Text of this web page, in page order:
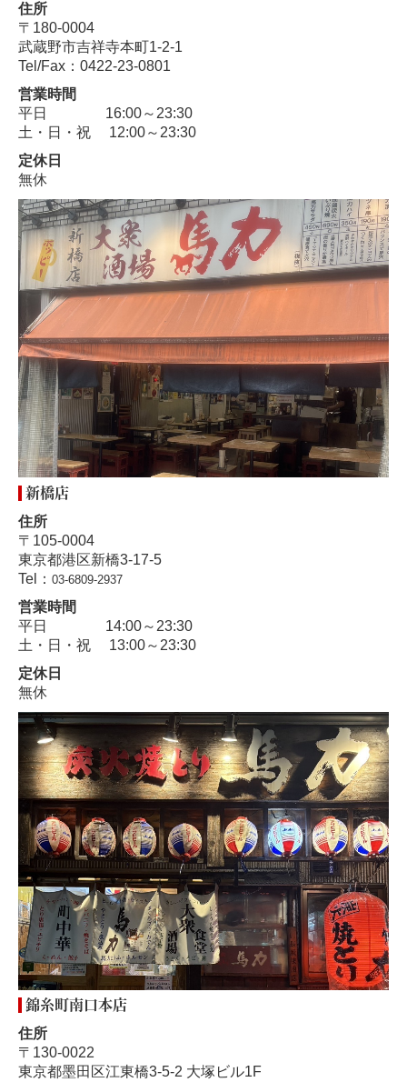
住所
〒180-0004
武蔵野市吉祥寺本町1-2-1
Tel/Fax： 0422-23-0801
営業時間
平日 16:00～23:30
土・日・祝 12:00～23:30
定休日
無休
新橋店
住所
〒105-0004
東京都港区新橋3-17-5
Tel： 03-6809-2937
営業時間
平日 14:00～23:30
土・日・祝 13:00～23:30
定休日
無休
錦糸町南口本店
住所
〒130-0022
東京都墨田区江東橋3-5-2 大塚ビル1F